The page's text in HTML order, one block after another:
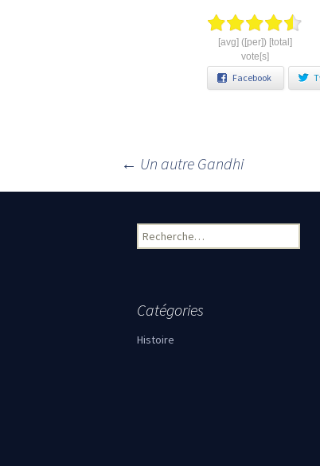
[avg] ([per]) [total]
vote[s]
Facebook
Navigation des articles
← Un autre Gandhi
Rechercher :
Catégories
Histoire